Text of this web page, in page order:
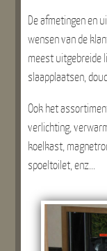
De afmetingen en
wensen van de
meest uitgebreide
slaapplaatsen,
Ook het
verlichting,
koelkast,
spoeltoilet, enz...